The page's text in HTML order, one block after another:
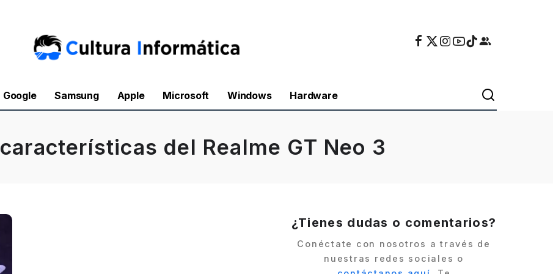
Google Samsung Apple Microsoft Windows Hardware
características del Realme GT Neo 3
¿Tienes dudas o comentarios?
Conéctate con nosotros a través de
nuestras redes sociales o